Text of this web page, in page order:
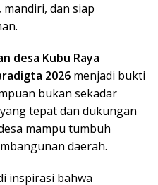
dan siap
desa Kubu Raya
2026 menjadi bukti
bukan sekadar
tepat dan dukungan
mampu tumbuh
daerah.
inspirasi bahwa